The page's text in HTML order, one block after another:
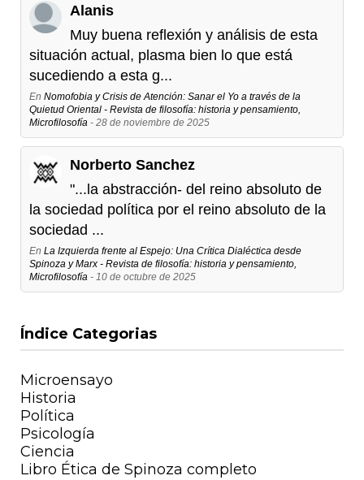
Alanis
Muy buena reflexión y análisis de esta
situación actual, plasma bien lo que está
sucediendo a esta g...
En Nomofobia y Crisis de Atención: Sanar el Yo a través de la
Quietud Oriental - Revista de filosofía: historia y pensamiento,
Microfilosofía - 28 de noviembre de 2025
Norberto Sanchez
"...la abstracción- del reino absoluto de
la sociedad política por el reino absoluto de la
sociedad ...
En La Izquierda frente al Espejo: Una Crítica Dialéctica desde
Spinoza y Marx - Revista de filosofía: historia y pensamiento,
Microfilosofía - 10 de octubre de 2025
Índice Categorias
Microensayo
Historia
Política
Psicología
Ciencia
Libro Ética de Spinoza completo